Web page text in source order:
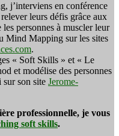
j’interviens en conférence
leurs défis grâce aux
les personnes à muscler leur
Mind Mapping sur les sites
.
« Soft Skills » et « Le
et modélise des personnes
son site Jerome-
professionnelle, je vous
soft skills.